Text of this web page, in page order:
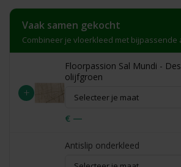
Vaak samen gekocht
Combineer je vloerkleed met bijpassende
+
Floorpassion Sal Mundi -
olijfgroen
€ —
Antislip onderkleed